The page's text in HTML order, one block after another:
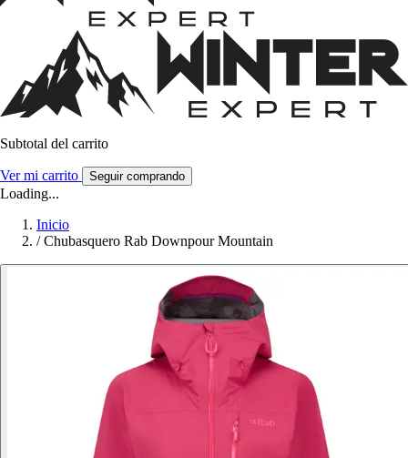
Subtotal del carrito
Ver mi carrito Seguir comprando
Loading...
Inicio
/ Chubasquero Rab Downpour Mountain